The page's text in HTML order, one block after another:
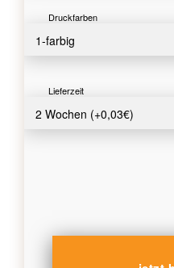
Druckfarben
Lieferzeit